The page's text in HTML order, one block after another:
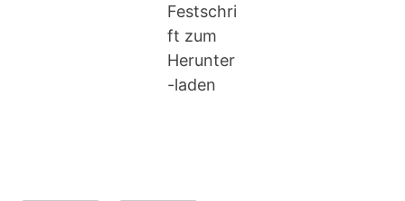
Festschri
ft zum
Herunter
-laden